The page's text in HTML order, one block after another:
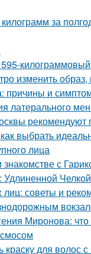
за
изменить
причины и
рекомендуют
выбрать
лица
знакомстве с
Удлиненной
советы и
Миронова:
для волос с